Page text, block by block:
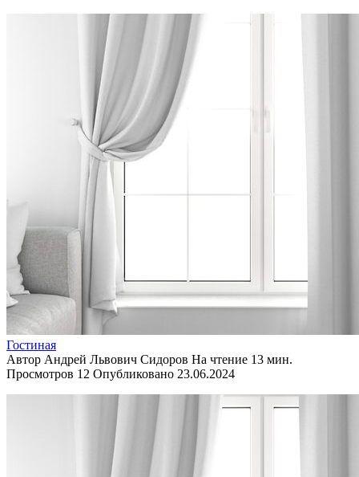
Гостиная
Автор Андрей Львович Сидоров На чтение 13 мин.
Просмотров 12 Опубликовано 23.06.2024